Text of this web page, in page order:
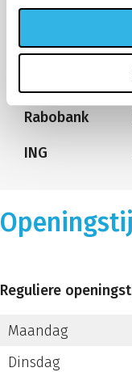
BTW
Rabobank
ING
Reguliere
Maandag
Dinsdag